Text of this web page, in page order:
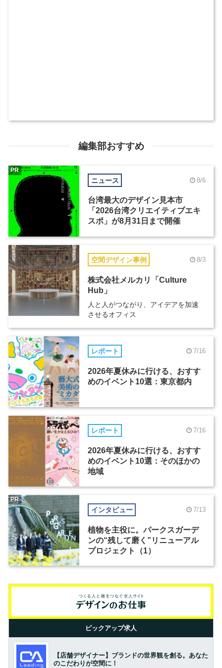
編集部おすすめ
ニュース 8/6
台湾最大のデザイン見本市
「2026台湾クリエイティブエキ
スポ」が8月31日まで開催
PR
空間デザイン事例 8/3
株式会社メルカリ「Culture
Hub」
人と人がつながり、アイデアを加速
させるオフィス
レポート 7/16
2026年夏休みに行ける、おすす
めのイベント10選：東京都内
レポート 7/16
2026年夏休みに行ける、おすす
めのイベント10選：そのほかの
地域
インタビュー 7/13
植物を主役に。パークスガーデ
ンの“残して磨く”リニューアル
プロジェクト（1）
PR
ピックアップ求人
【店舗デザイナー】ブランドの世界観を創る。あなた
のこだわりが空間に！